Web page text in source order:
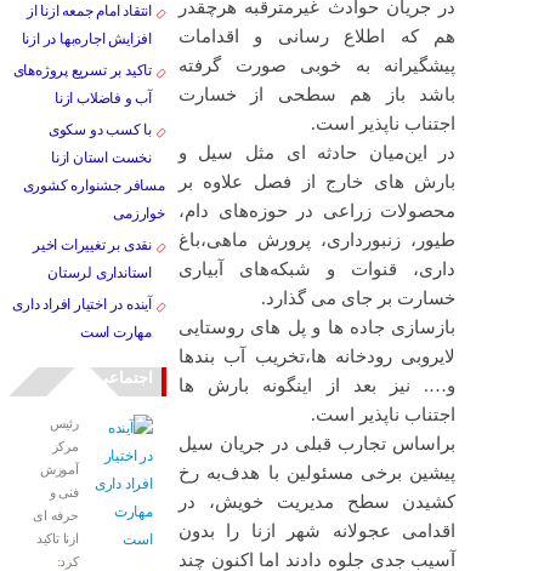
در جریان حوادث غیرمترقبه هرچقدر
هم که اطلاع رسانی و اقدامات
پیشگیرانه به خوبی صورت گرفته
باشد باز هم سطحی از خسارت
اجتناب ناپذیر است.
در این‌میان حادثه ای مثل سیل و
بارش های خارج از فصل علاوه بر
محصولات زراعی در حوزه‌های دام،
طیور، زنبورداری، پرورش ماهی،باغ
داری، قنوات و شبکه‌های آبیاری
خسارت بر جای می گذارد.
بازسازی جاده ها و پل های روستایی
لایروبی رودخانه ها،تخریب آب بندها
و…. نیز بعد از اینگونه بارش ها
اجتناب ناپذیر است.
براساس تجارب قبلی در جریان سیل
پیشین برخی مسئولین با هدف‌به رخ
کشیدن سطح مدیریت خویش، در
‌اقدامی عجولانه شهر ازنا را بدون
آسیب جدی جلوه دادند اما اکنون چند
انتقاد امام جمعه ازنا از
افزایش اجاره‌بها در ازنا
تاکید بر تسریع پروژه‌های
آب و فاضلاب ازنا
با کسب دو سکوی
نخست استان ازنا
مسافر جشنواره کشوری
خوارزمی
نقدی بر تغییرات اخیر
استانداری لرستان
آینده در اختیار افراد داری
مهارت است
اجتماعی
رئیس
مرکز
آموزش
فنی و
حرفه ای
ازنا تاکید
کرد: